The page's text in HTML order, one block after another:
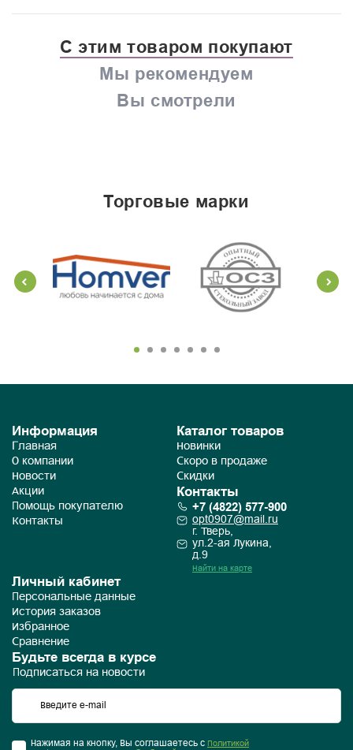
С этим товаром покупают
Мы рекомендуем
Вы смотрели
торговые марки
Информация
Главная
О компании
Новости
Акции
Помощь покупателю
Контакты
Каталог товаров
Новинки
Скоро в продаже
Скидки
Контакты
+7 (4822) 577-900
opt0907@mail.ru
г. Тверь,
ул.2-ая Лукина,
д.9
Найти на карте
Личный кабинет
Персональные данные
История заказов
Избранное
Сравнение
Будьте всегда в курсе
Подписаться на новости
Нажимая на кнопку, Вы соглашаетесь с Политикой